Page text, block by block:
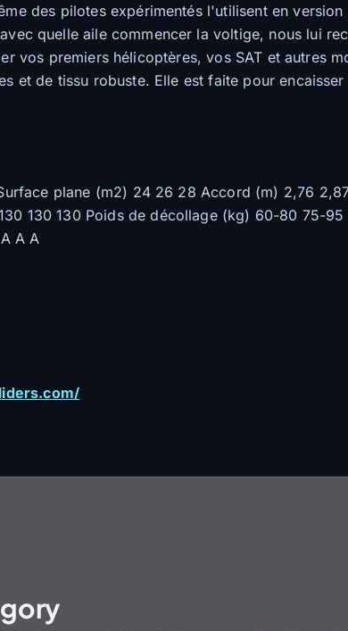
des pilotes expérimentés l'utilisent en version
quelle aile commencer la voltige, nous lui
vos premiers hélicoptères, vos SAT et autres
et de tissu robuste. Elle est faite pour
plane (m2) 24 26 28 Accord (m) 2,76
130 130 Poids de décollage (kg) 60-80 75-95
A A